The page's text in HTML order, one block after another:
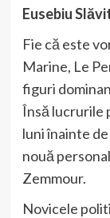
Eusebiu
Fie că este
Marine, Le
figuri
Însă lucrurile
luni înainte
nouă
Zemmour.
Novicele